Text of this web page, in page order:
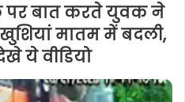
पर बात करते युवक ने
मातम में बदली,
ये वीडियो